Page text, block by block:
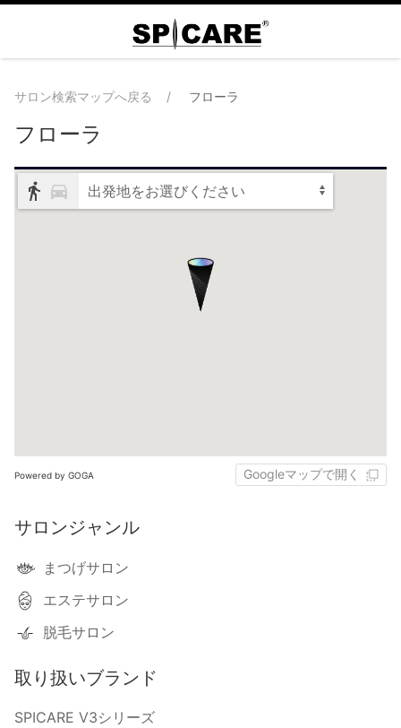
サロン検索マップへ戻る フローラ
フローラ
出発地をお選びください
Powered by GOGA Googleマップで開く
サロンジャンル
まつげサロン
エステサロン
脱毛サロン
取り扱いブランド
SPICARE V3シリーズ